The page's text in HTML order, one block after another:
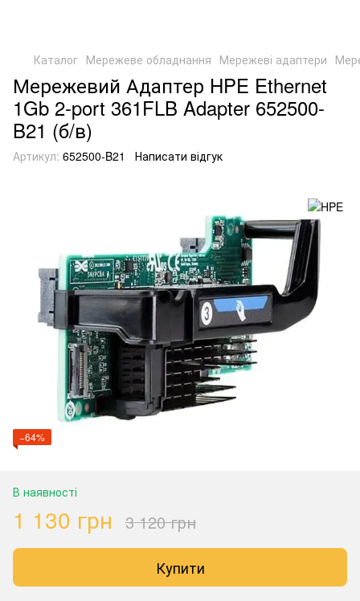
Каталог Мережеве обладнання Мережеві адаптери
Мережевий Адаптер HPE Ethernet
1Gb 2-port 361FLB Adapter 652500-
B21 (б/в)
Артикул: 652500-B21 Написати відгук
−64%
В наявності
1 130 грн 3 120 грн
Купити